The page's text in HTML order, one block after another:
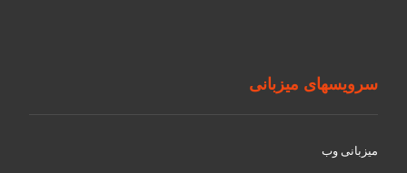
سرویسهای میزبانی
میزبانی وب